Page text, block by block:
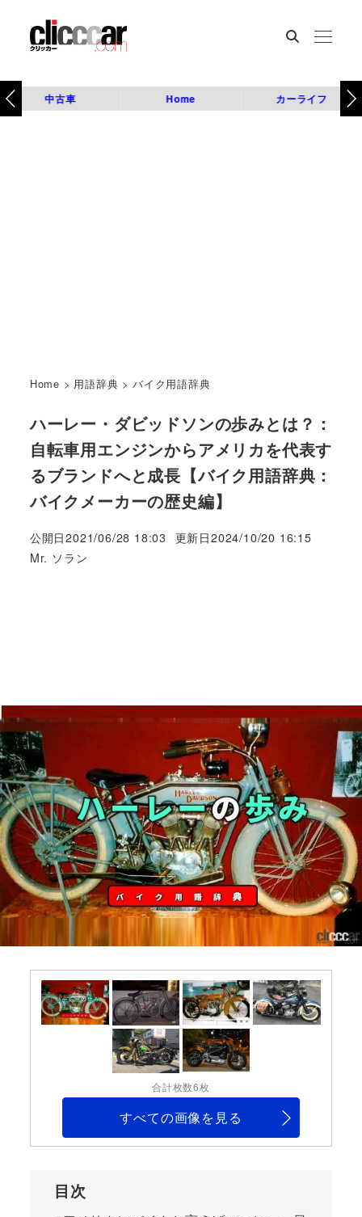
中古車 Home カーライフ
Home > 用語辞典 >バイク用語辞典
ハーレー・ダビッドソンの歩みとは？：
自転車用エンジンからアメリカを代表す
るブランドへと成長【バイク用語辞典：
バイクメーカーの歴史編】
公開日2021/06/28 18:03 更新日2024/10/20 16:15
著
Mr. ソラン
合計枚数6枚
すべての画像を見る
目次